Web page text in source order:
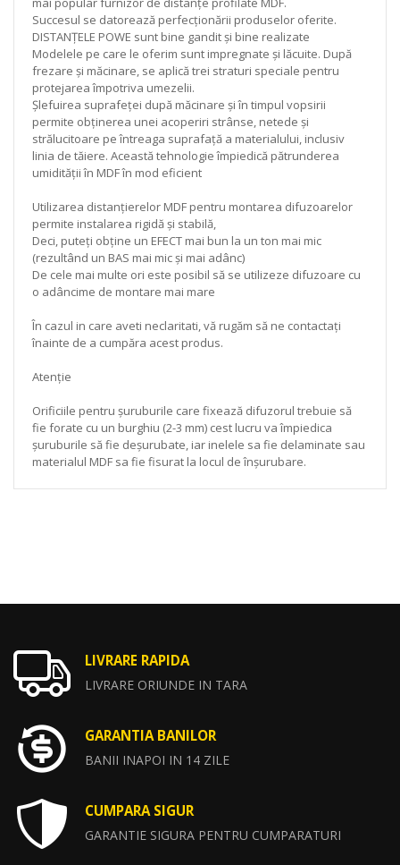
Succesul se datorează perfecționării produselor oferite.
DISTANȚELE POWE sunt bine gandit și bine realizate
Modelele pe care le oferim sunt impregnate și lăcuite. După
frezare și măcinare, se aplică trei straturi speciale pentru
protejarea împotriva umezelii.
Șlefuirea suprafeței după măcinare și în timpul vopsirii
permite obținerea unei acoperiri strânse, netede și
strălucitoare pe întreaga suprafață a materialului, inclusiv
linia de tăiere. Această tehnologie împiedică pătrunderea
umidității în MDF în mod eficient
Utilizarea distanțierelor MDF pentru montarea difuzoarelor
permite instalarea rigidă și stabilă,
Deci, puteți obține un EFECT mai bun la un ton mai mic
(rezultând un BAS mai mic și mai adânc)
De cele mai multe ori este posibil să se utilizeze difuzoare cu
o adâncime de montare mai mare
În cazul in care aveti neclaritati, vă rugăm să ne contactați
înainte de a cumpăra acest produs.
Atenție
Orificiile pentru șuruburile care fixează difuzorul trebuie să
fie forate cu un burghiu (2-3 mm) cest lucru va împiedica
șuruburile să fie deșurubate, iar inelele sa fie delaminate sau
materialul MDF sa fie fisurat la locul de înșurubare.
LIVRARE RAPIDA
LIVRARE ORIUNDE IN TARA
GARANTIA BANILOR
BANII INAPOI IN 14 ZILE
CUMPARA SIGUR
GARANTIE SIGURA PENTRU CUMPARATURI